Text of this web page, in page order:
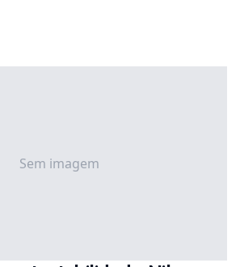
Sem imagem